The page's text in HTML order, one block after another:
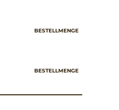
BESTELLMENGE
BESTELLMENGE